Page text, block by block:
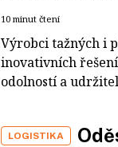
10 minut čtení
Výrobci tažných i
inovativních
odolností a
LOGISTIKA